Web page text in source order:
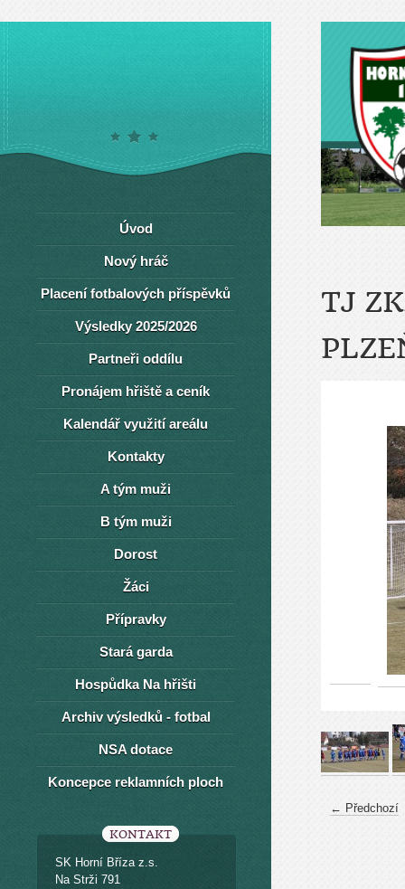
TJ
← Předchozí
Úvod
Nový hráč
Placení fotbalových příspěvků
Výsledky 2025/2026
Partneři oddílu
Pronájem hřiště a ceník
Kalendář využití areálu
Kontakty
A tým muži
B tým muži
Dorost
Žáci
Přípravky
Stará garda
Hospůdka Na hřišti
Archiv výsledků - fotbal
NSA dotace
Koncepce reklamních ploch
KONTAKT
SK Horní Bříza z.s.
Na Strži 791